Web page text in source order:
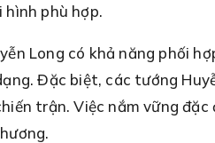
hình phù hợp.
Long có khả năng phối
Đặc biệt, các tướng
trận. Việc nắm vững